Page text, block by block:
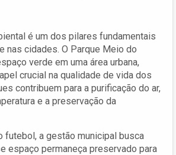
é um dos pilares fundamentais
nas cidades. O Parque Meio do
verde em uma área urbana,
crucial na qualidade de vida dos
contribuem para a purificação do ar,
e a preservação da
futebol, a gestão municipal busca
espaço permaneça preservado para